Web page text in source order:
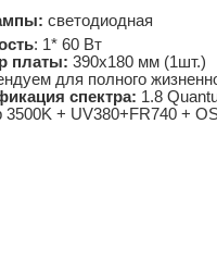
светодиодная
: 1* 60 Вт
платы: 390х180 мм (1шт.)
для полного
спектра: 1.8
3500K + UV380+FR740 +